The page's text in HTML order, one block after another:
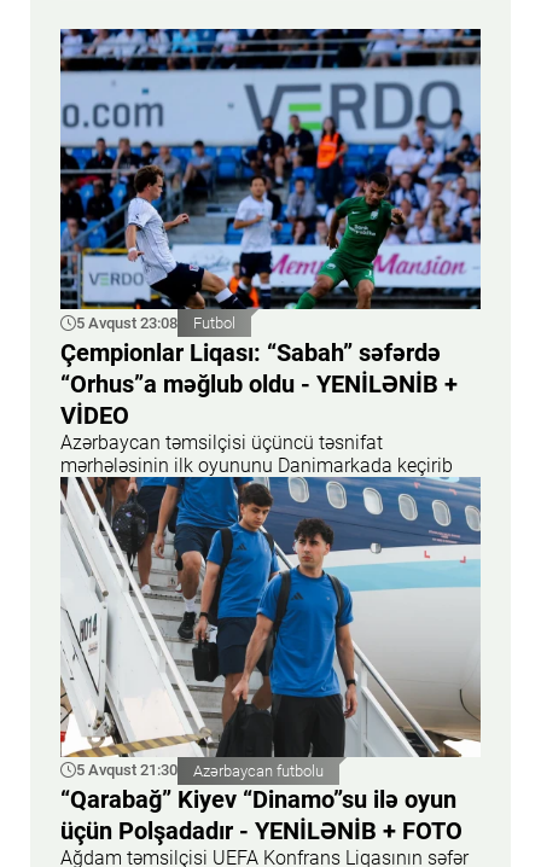
5 Avqust 23:08 Futbol
Çempionlar Liqası: “Sabah” səfərdə
“Orhus”a məğlub oldu - YENİLƏNİB +
VİDEO
Azərbaycan təmsilçisi üçüncü təsnifat
mərhələsinin ilk oyununu Danimarkada keçirib
5 Avqust 21:30 Azərbaycan futbolu
“Qarabağ” Kiyev “Dinamo”su ilə oyun
üçün Polşadadır - YENİLƏNİB + FOTO
Ağdam təmsilçisi UEFA Konfrans Liqasının səfər